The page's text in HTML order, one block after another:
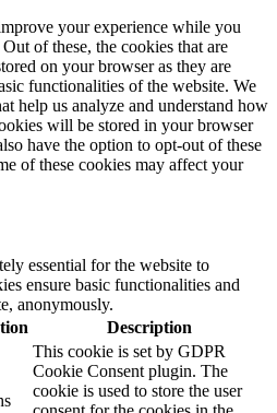
your experience while you
of these, the cookies that are
on your browser as they are
functionalities of the website. We
help us analyze and understand how
will be stored in your browser
have the option to opt-out of these
of these cookies may affect your
essential for the website to
ensure basic functionalities and
anonymously.
Description
This cookie is set by GDPR
Cookie Consent plugin. The
cookie is used to store the user